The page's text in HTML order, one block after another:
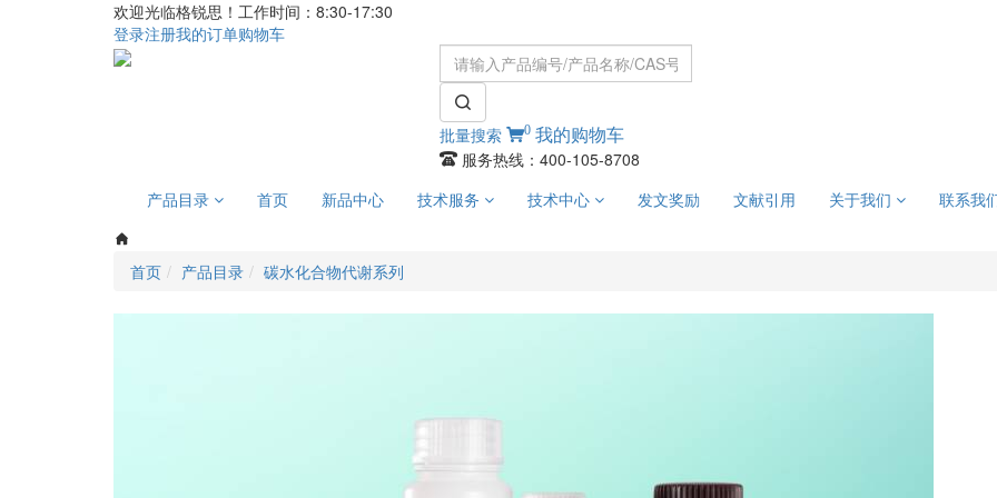
欢迎光临格锐思！工作时间：8:30-17:30
登录注册我的订单购物车
批量搜索 0我的购物车
服务热线：400-105-8708
产品目录
首页 新品中心 技术服务 技术中心 发文奖励 文献引用 关于我们 联系我
首页 产品目录 碳水化合物代谢系列